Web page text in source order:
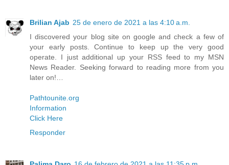
Brilian Ajab 25 de enero de 2021 a las 4:10 a.m.
I discovered your blog site on google and check a few of
your early posts. Continue to keep up the very good
operate. I just additional up your RSS feed to my MSN
News Reader. Seeking forward to reading more from you
later on!…
Pathtounite.org
Information
Click Here
Responder